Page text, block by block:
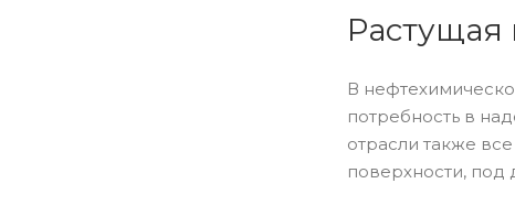
Растущая
В
потребность в
отрасли также
поверхности,